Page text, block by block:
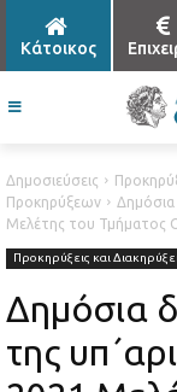
Κάτοικος
Δημοσιεύσεις
Προκηρύξεων
Δημόσια
Μελέτης του Τμήματος
Προκηρύξεις και
Δημόσια
της